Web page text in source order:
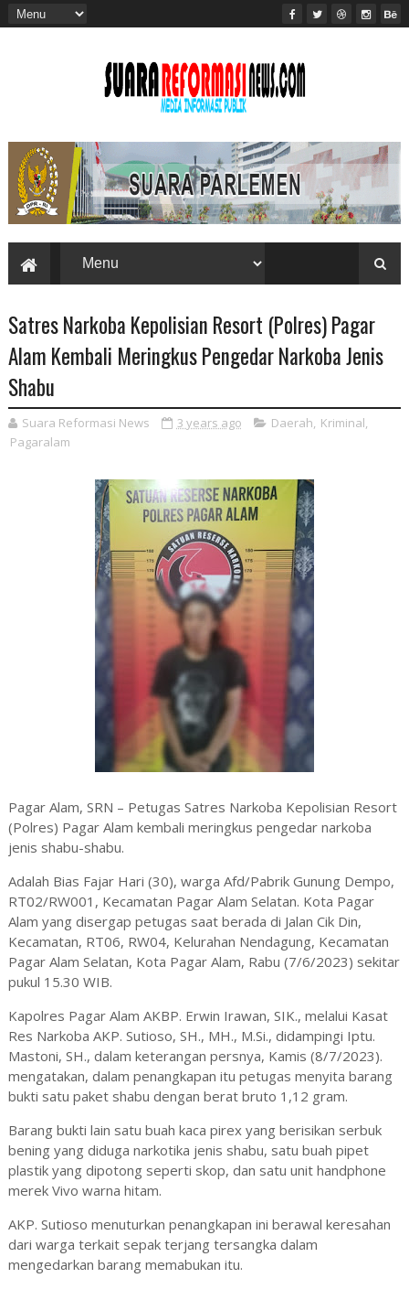
Satres Narkoba Kepolisian Resort (Polres) Pagar
Alam Kembali Meringkus Pengedar Narkoba Jenis
Shabu
Suara Reformasi News 3 years ago Daerah, Kriminal,
Pagaralam
Pagar Alam, SRN – Petugas Satres Narkoba Kepolisian Resort
(Polres) Pagar Alam kembali meringkus pengedar narkoba
jenis shabu-shabu.
Adalah Bias Fajar Hari (30), warga Afd/Pabrik Gunung Dempo,
RT02/RW001, Kecamatan Pagar Alam Selatan. Kota Pagar
Alam yang disergap petugas saat berada di Jalan Cik Din,
Kecamatan, RT06, RW04, Kelurahan Nendagung, Kecamatan
Pagar Alam Selatan, Kota Pagar Alam, Rabu (7/6/2023) sekitar
pukul 15.30 WIB.
Kapolres Pagar Alam AKBP. Erwin Irawan, SIK., melalui Kasat
Res Narkoba AKP. Sutioso, SH., MH., M.Si., didampingi Iptu.
Mastoni, SH., dalam keterangan persnya, Kamis (8/7/2023).
mengatakan, dalam penangkapan itu petugas menyita barang
bukti satu paket shabu dengan berat bruto 1,12 gram.
Barang bukti lain satu buah kaca pirex yang berisikan serbuk
bening yang diduga narkotika jenis shabu, satu buah pipet
plastik yang dipotong seperti skop, dan satu unit handphone
merek Vivo warna hitam.
AKP. Sutioso menuturkan penangkapan ini berawal keresahan
dari warga terkait sepak terjang tersangka dalam
mengedarkan barang memabukan itu.